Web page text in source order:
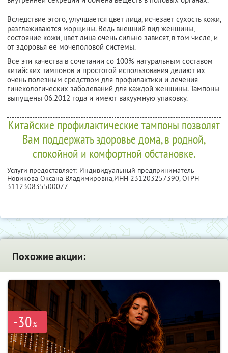
Вследствие этого, улучшается цвет лица, исчезает сухость кожи,
разглаживаются морщины. Ведь внешний вид женщины,
состояние кожи, цвет лица очень сильно зависят, в том числе, и
от здоровья ее мочеполовой системы.
Все эти качества в сочетании со 100% натуральным составом
китайских тампонов и простотой использования делают их
очень полезным средством для профилактики и лечения
гинекологических заболеваний для каждой женщины. Тампоны
выпущены 06.2012 года и имеют вакуумную упаковку.
Китайские профилактические тампоны позволят
Вам поддержать здоровье дома, в родной,
спокойной и комфортной обстановке.
Услуги предоставляет: Индивидуальный предприниматель
Новикова Оксана Владимировна,ИНН 231203257390, ОГРН
311230835500077
Похожие акции:
-30%